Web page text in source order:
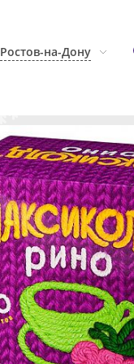
Ростов-на-Дону